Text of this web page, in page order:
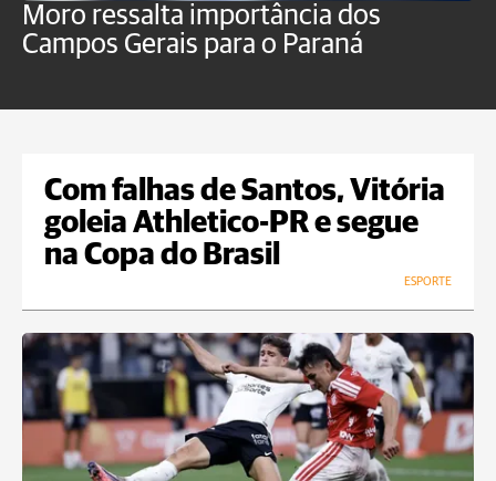
Moro ressalta importância dos
Campos Gerais para o Paraná
Com falhas de Santos, Vitória
goleia Athletico-PR e segue
na Copa do Brasil
ESPORTE